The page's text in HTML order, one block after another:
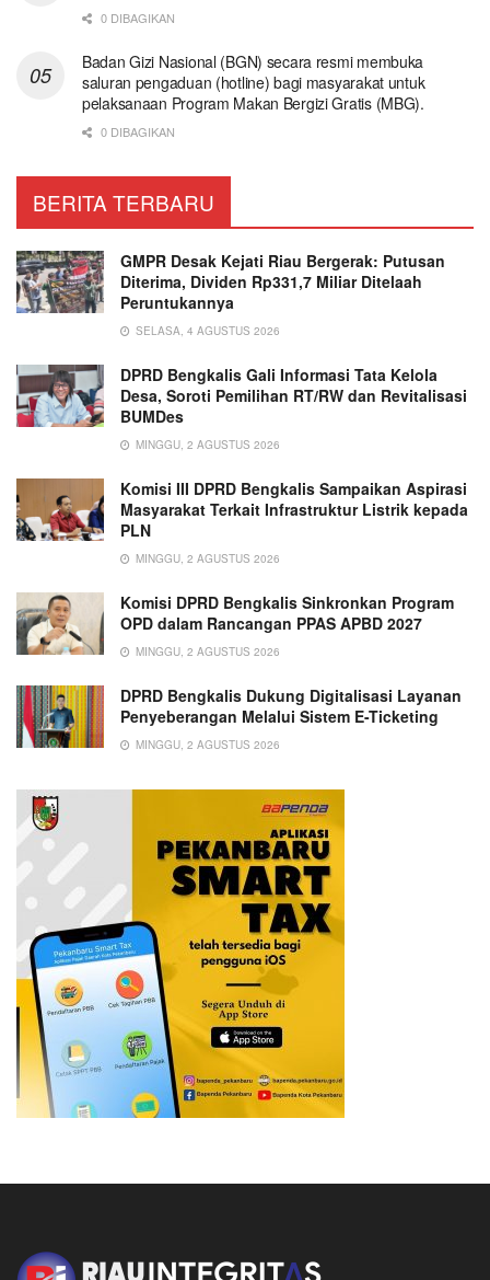
0 DIBAGIKAN
Badan Gizi Nasional (BGN) secara resmi membuka
saluran pengaduan (hotline) bagi masyarakat untuk
pelaksanaan Program Makan Bergizi Gratis (MBG).
0 DIBAGIKAN
BERITA TERBARU
GMPR Desak Kejati Riau Bergerak: Putusan
Diterima, Dividen Rp331,7 Miliar Ditelaah
Peruntukannya
SELASA, 4 AGUSTUS 2026
DPRD Bengkalis Gali Informasi Tata Kelola
Desa, Soroti Pemilihan RT/RW dan Revitalisasi
BUMDes
MINGGU, 2 AGUSTUS 2026
Komisi III DPRD Bengkalis Sampaikan Aspirasi
Masyarakat Terkait Infrastruktur Listrik kepada
PLN
MINGGU, 2 AGUSTUS 2026
Komisi DPRD Bengkalis Sinkronkan Program
OPD dalam Rancangan PPAS APBD 2027
MINGGU, 2 AGUSTUS 2026
DPRD Bengkalis Dukung Digitalisasi Layanan
Penyeberangan Melalui Sistem E-Ticketing
MINGGU, 2 AGUSTUS 2026